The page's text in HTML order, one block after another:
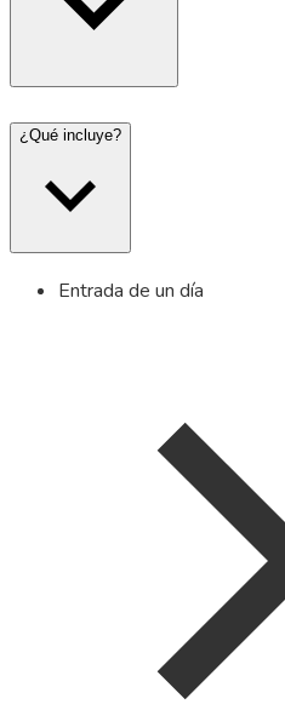
¿Qué incluye?
Entrada de un día